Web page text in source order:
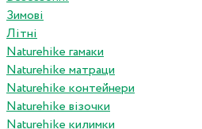
Зимові
Літні
Naturehike гамаки
Naturehike матраци
Naturehike контейнери
Naturehike візочки
Naturehike килимки